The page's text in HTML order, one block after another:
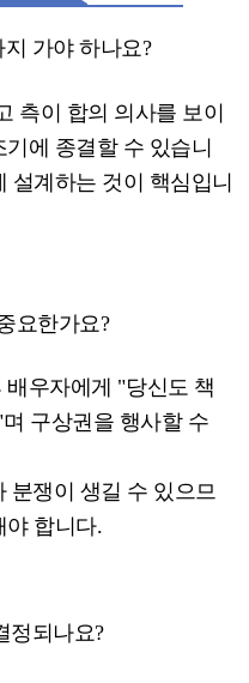
가야 하나요?
측이 합의 의사를 보이
에 종결할 수 있습니
설계하는 것이 핵심입니
요한가요 ?
우자에게 "당신도 책
며 구상권을 행사할 수
분쟁이 생길 수 있으므
야 합니다.
정되나요?